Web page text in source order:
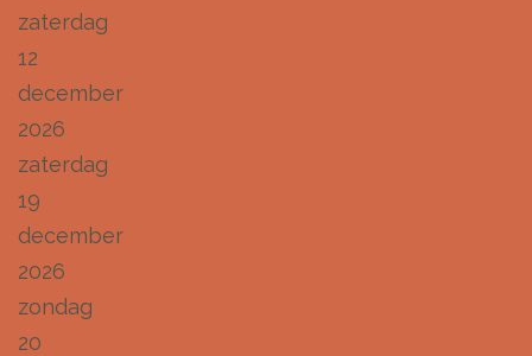
zaterdag
12
december
2026
zaterdag
19
december
2026
zondag
20